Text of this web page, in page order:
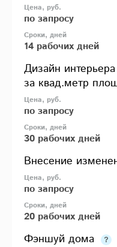
по запросу
14 рабочих дней
Дизайн
за квад.метр
по запросу
30 рабочих дней
Внесение
по запросу
20 рабочих дней
Фэншуй дома